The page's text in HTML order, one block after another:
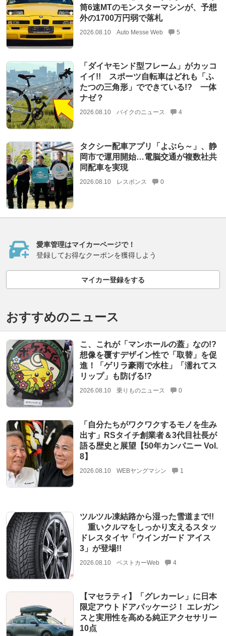
筒6速MTのモンスターマシンが、予想
外の1700万円弱で落札
2026.08.10 Auto Messe Web 5
「ダイヤモンド型フレーム」がカッコ
イイ!! スポーツ自転車はどれも「ふ
たつの三角形」でできている!? 一体
ナゼ？
2026.08.10 バイクのニュース 4
タクシー配車アプリ「よぶら～」、静
岡市で運用開始…電脳交通が複数社共
同配車を実現
2026.08.10 レスポンス 0
愛車管理はマイカーページで！
登録してお得なクーポンを獲得しよう
マイカー登録をする
おすすめのニュース
こ、これが「マンホールの蓋」なの!?
想像を覆すデザイン性で「取替」を促
進！「ゲリラ豪雨で水柱」「濡れてス
リップ」も防げる!?
2026.08.10 乗りものニュース 0
「自分たちがワクワクするモノを生み
出す」RSタイチ創業者＆3代目社長が
語る歴史と展望【50年カンパニー Vol.
8】
2026.08.10 WEBヤングマシン 1
ツルツル凍結路から湿った雪道まで!!
重いクルマをしっかり支えるスタッ
ドレスタイヤ「ウインガード アイス
3」が登場!!
2026.08.10 ベストカーWeb 4
【マセラティ】「グレカーレ」に日本
限定アウトドアパッケージ！ エレガン
スと実用性を高める純正アクセサリー
10点